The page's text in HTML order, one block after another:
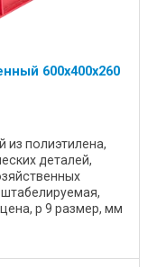
600х400х260
из полиэтилена,
деталей,
р 9 размер, мм